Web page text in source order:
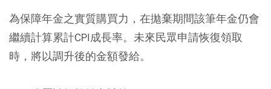
為保障年金之實質購買力，在拋棄期間該筆年金仍會
繼續計算累計CPI成長率。未來民眾申請恢復領取
時，將以調升後的金額發給。